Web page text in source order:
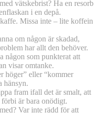
vätskebrist? Ha en resorb
i en depå.
Missa inte – lite koffein
om någon är skadad,
har allt den behöver.
någon som punkterat att
visar omtanke.
höger” eller “kommer
hänsyn.
fram ifall det är smalt, att
är bara onödigt.
Var inte rädd för att